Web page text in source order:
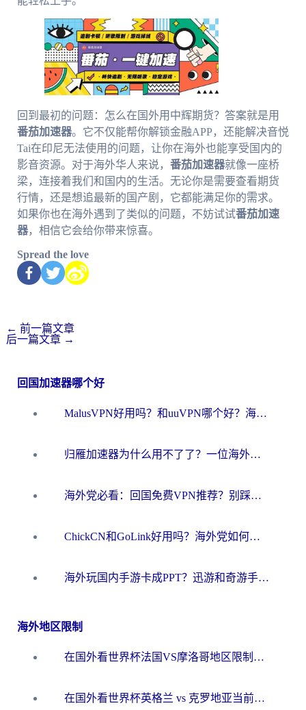
回到最初的问题：怎么在国外用中辉期货？答案就是用
番茄加速器。它不仅能帮你解锁金融APP，还能解决音悦
Tai在印尼无法使用的问题，让你在海外也能享受国内的
影音资源。对于海外华人来说， 番茄加速器就像一座桥
梁，连接着我们和国内的生活。无论你是需要查看期货
行情，还是想追最新的国产剧，它都能满足你的需求。
如果你也在海外遇到了类似的问题，不妨试试番茄加速
器，相信它会给你带来惊喜。
Spread the love
← 前一篇文章
后一篇文章 →
回国加速器哪个好
MalusVPN好用吗？和uuVPN哪个好？海外党无缝访问国内资源的真实对比与选择指南
归雁加速器为什么用不了了？一位海外游子的真实困惑与技术解答
海外党必看：回国免费VPN推荐？别踩坑！教你选对加速器无缝刷国内资源
ChickCN和GoLink好用吗？海外党如何选对回国加速器
海外玩国内手游卡成PPT？迅游和奇游手游哪个好？一篇讲透回国加速器怎么选
海外地区限制
在国外看世界杯法国VS摩洛哥地区限制？这篇指南让你流畅看中文解说无压力
在国外看世界杯英格兰 vs 克罗地亚当前地区不可播放？这篇指南帮你搞定所有海外观赛难题